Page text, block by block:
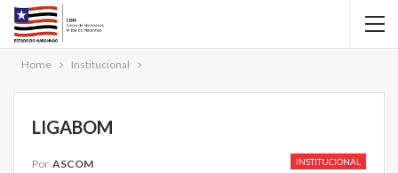
Home Institucional
LIGABOM
INSTITUCIONAL
Por ASCOM